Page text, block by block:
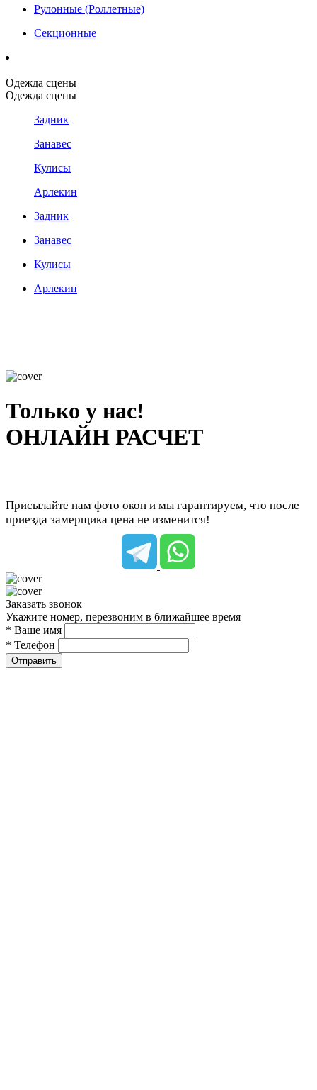
Рулонные (Роллетные)
Секционные
Одежда сцены
Одежда сцены
Задник
Занавес
Кулисы
Арлекин
Задник
Занавес
Кулисы
Арлекин
Только у нас!
ОНЛАЙН РАСЧЕТ
Присылайте нам фото окон и мы гарантируем, что после
приезда замерщика цена не изменится!
Заказать звонок
Укажите номер, перезвоним в ближайшее время
* Ваше имя
* Телефон
Отправить